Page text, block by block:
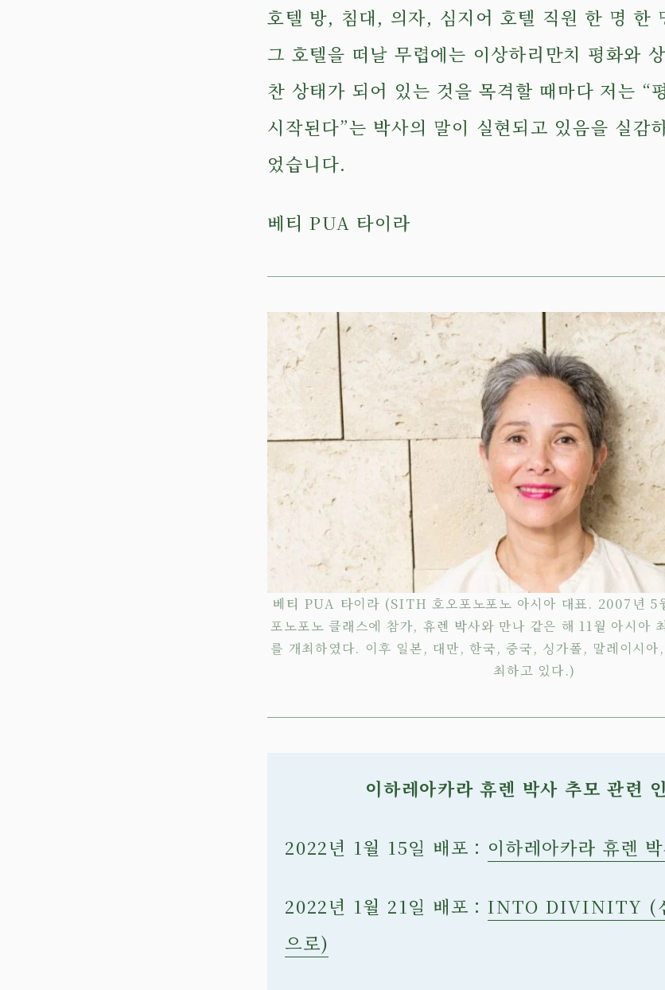
호텔 방, 침대, 의자, 심지어 호텔 직원 한 명 한
그 호텔을 떠날 무렵에는 이상하리만치 평화와
찬 상태가 되어 있는 것을 목격할 때마다 저는 “
시작된다”는 박사의 말이 실현되고 있음을 실감
었습니다.
베티 PUA 타이라
베티 PUA 타이라 (SITH 호오포노포노 아시아 대표. 2007년
포노포노 클래스에 참가, 휴렌 박사와 만나 같은 해 11월 아시아
를 개최하였다. 이후 일본, 대만, 한국, 중국, 싱가폴, 말레이시아
최하고 있다.)
이하레아카라 휴렌 박사 추모 관련
2022년 1월 15일 배포： 이하레아카라 휴렌
2022년 1월 21일 배포：INTO DIVINITY (
으로)